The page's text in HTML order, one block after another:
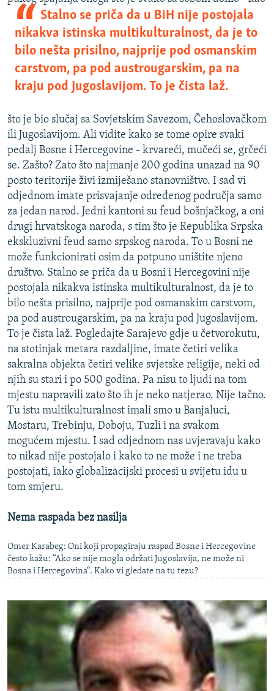
Stalno se priča da u BiH nije postojala
nikakva istinska multikulturalnost, da je to
bilo nešta prisilno, najprije pod osmanskim
carstvom, pa pod austrougarskim, pa na
kraju pod Jugoslavijom. To je čista laž.
što je bio slučaj sa Sovjetskim Savezom, Čehoslovačkom
ili Jugoslavijom. Ali vidite kako se tome opire svaki
pedalj Bosne i Hercegovine - krvareći, mučeći se, grčeći
se. Zašto? Zato što najmanje 200 godina unazad na 90
posto teritorije živi izmiješano stanovništvo. I sad vi
odjednom imate prisvajanje određenog područja samo
za jedan narod. Jedni kantoni su feud bošnjačkog, a oni
drugi hrvatskoga naroda, s tim što je Republika Srpska
ekskluzivni feud samo srpskog naroda. To u Bosni ne
može funkcionirati osim da potpuno uništite njeno
društvo. Stalno se priča da u Bosni i Hercegovini nije
postojala nikakva istinska multikulturalnost, da je to
bilo nešta prisilno, najprije pod osmanskim carstvom,
pa pod austrougarskim, pa na kraju pod Jugoslavijom.
To je čista laž. Pogledajte Sarajevo gdje u četvorokutu,
na stotinjak metara razdaljine, imate četiri velika
sakralna objekta četiri velike svjetske religije, neki od
njih su stari i po 500 godina. Pa nisu to ljudi na tom
mjestu napravili zato što ih je neko natjerao. Nije tačno.
Tu istu multikulturalnost imali smo u Banjaluci,
Mostaru, Trebinju, Doboju, Tuzli i na svakom
mogućem mjestu. I sad odjednom nas uvjeravaju kako
to nikad nije postojalo i kako to ne može i ne treba
postojati, iako globalizacijski procesi u svijetu idu u
tom smjeru.
Nema raspada bez nasilja
Omer Karabeg: Oni koji propagiraju raspad Bosne i Hercegovine
često kažu: “Ako se nije mogla održati Jugoslavija, ne može ni
Bosna i Hercegovina“. Kako vi gledate na tu tezu?